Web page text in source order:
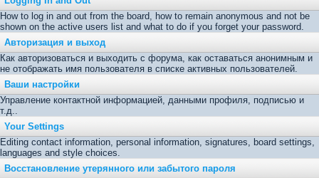
How to log in and out from the board, how to remain anonymous and not be
shown on the active users list and what to do if you forget your password.
Авторизация и выход
Как авторизоваться и выходить с форума, как оставаться анонимным и
не отображать имя пользователя в списке активных пользователей.
Ваши настройки
Управление контактной информацией, данными профиля, подписью и
т.д..
Your Settings
Editing contact information, personal information, signatures, board settings,
languages and style choices.
Восстановление утерянного или забытого пароля